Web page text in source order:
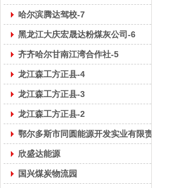
哈尔滨腾达驾校-7
黑龙江大庆宏晟达粉煤灰公司-6
齐齐哈尔甘南江湾合作社-5
龙江森工方正县-4
龙江森工方正县-3
龙江森工方正县-2
鄂尔多斯市同圆能源开发实业有限责任公司-1
欣盛达能源
国兴煤炭物流园